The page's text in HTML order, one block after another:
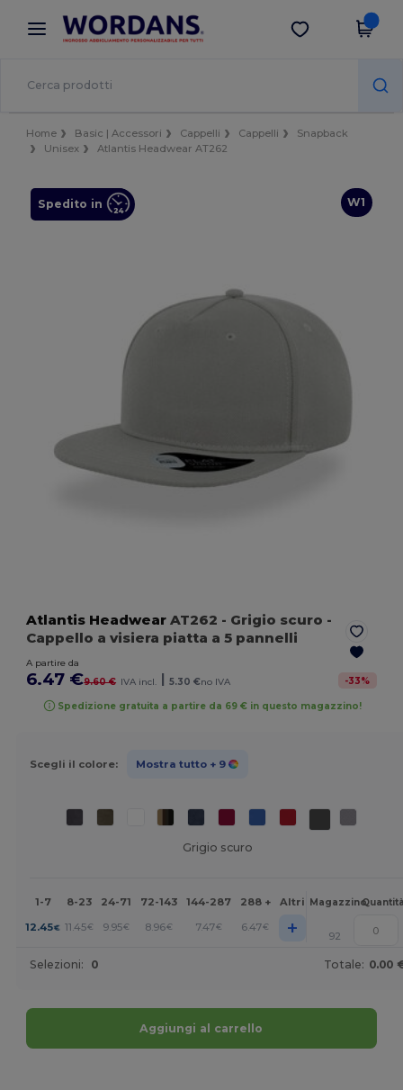
× App Wordans
Prezzi migliori sull'app!
Scarica app
Home Basic | Accessori Cappelli Cappelli
Snapback
Unisex
Atlantis Headwear AT262
W1
Spedito in
Atlantis Headwear AT262 - Grigio scuro -
Cappello a visiera piatta a 5 pannelli
A partire da
6.47 €9.60 € IVA incl. | 5.30 €no IVA -33%
Spedizione gratuita a partire da 69 € in questo magazzino!
Scegli il colore: Mostra tutto + 9
Grigio scuro
1-7 8-23 24-71 72-143 144-287 288 + Altri Magazzino
12.45€ 11.45€ 9.95€ 8.96€ 7.47€ 6.47€ + 92
Selezioni: 0 Totale: 0.00
Aggiungi al carrello